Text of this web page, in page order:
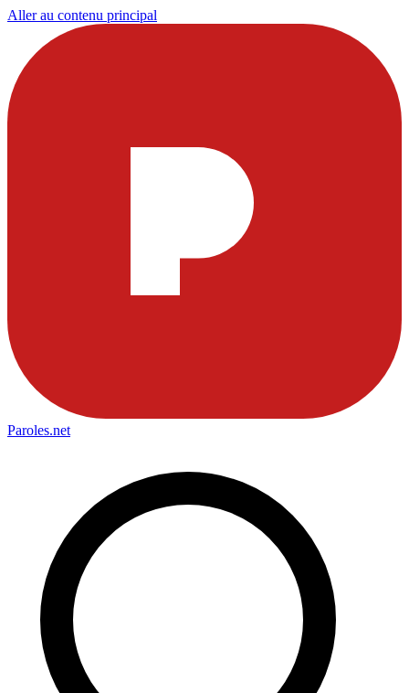
Aller au contenu principal
Paroles.net